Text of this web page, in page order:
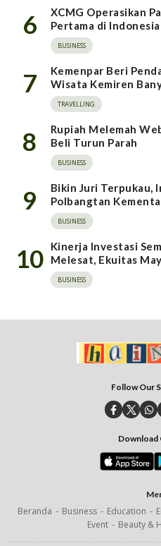
6
XCMG Operasikan
Pertama di Indonesia
BUSINESS
7
Kemenpar Beri
Wisata Kemiren
TRAVELLING
8
Rupiah Melemah
Beli Turun Parah
BUSINESS
9
Bikin Juri Terpukau,
Polbangtan
BUSINESS
10
Kinerja Investasi
Melesat, Ekuitas
BUSINESS
Follow Our
Download
Beranda Business Education
Event
Beauty &